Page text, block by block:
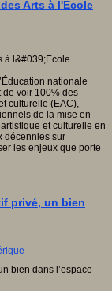
Arts à l'Ecole
nationale
de voir 100% des
culturelle (EAC),
de la mise en
et culturelle en
décennies sur
les enjeux que porte
privé, un bien